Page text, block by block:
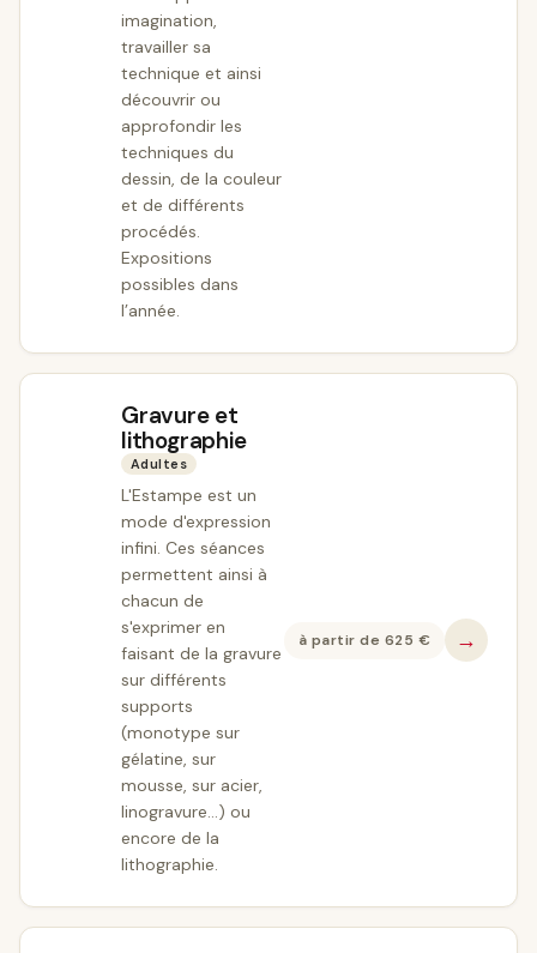
imagination,
travailler sa
technique et ainsi
découvrir ou
approfondir les
techniques du
dessin, de la couleur
et de différents
procédés.
Expositions
possibles dans
l’année.
Gravure et
lithographie
Adultes
L'Estampe est un
mode d'expression
infini. Ces séances
permettent ainsi à
chacun de
s'exprimer en
faisant de la gravure
sur différents
supports
(monotype sur
gélatine, sur
mousse, sur acier,
linogravure…) ou
encore de la
lithographie.
à partir de 625 € →